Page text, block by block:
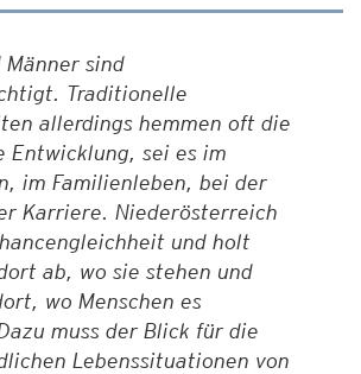
Männer sind
Traditionelle
allerdings hemmen oft die
Entwicklung, sei es im
im Familienleben, bei der
Karriere. Niederösterreich
und holt
ab, wo sie stehen und
wo Menschen es
muss der Blick für die
Lebenssituationen von